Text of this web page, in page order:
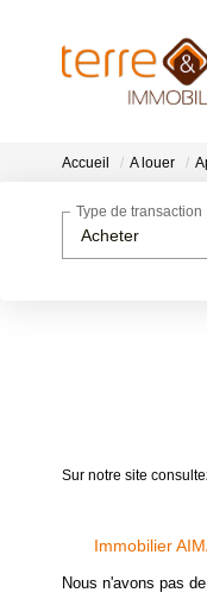
Accueil A louer
Acheter
Type de transaction
Sur notre site
Immobilier
Nous n'avons pas